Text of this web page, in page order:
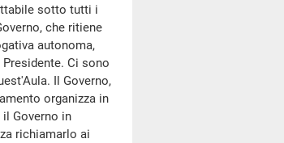
sotto tutti i
che ritiene
autonoma,
Ci sono
Il Governo,
organizza in
Governo in
richiamarlo ai